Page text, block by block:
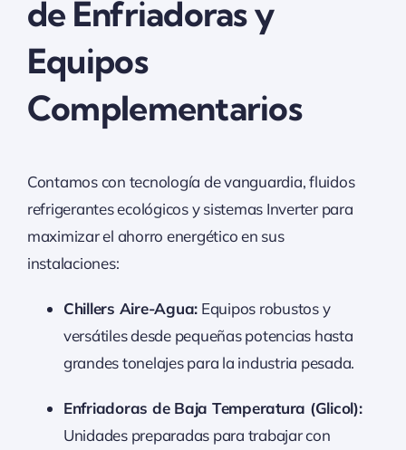
de Enfriadoras y
Equipos
Complementarios
Contamos con tecnología de vanguardia, fluidos
refrigerantes ecológicos y sistemas Inverter para
maximizar el ahorro energético en sus
instalaciones:
Chillers Aire-Agua: Equipos robustos y
versátiles desde pequeñas potencias hasta
grandes tonelajes para la industria pesada.
Enfriadoras de Baja Temperatura (Glicol):
Unidades preparadas para trabajar con